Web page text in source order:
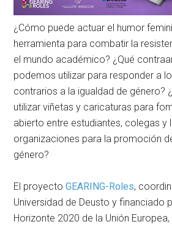
¿Cómo puede actuar el humor
herramienta para combatir la
el mundo académico? ¿Qué
podemos utilizar para responder a
contrarios a la igualdad de género?
utilizar viñetas y caricaturas para
abierto entre estudiantes, colegas y
organizaciones para la promoción
género?
El proyectoGEARING-Roles,
Universidad de Deusto y financiado
Horizonte 2020 de la Unión